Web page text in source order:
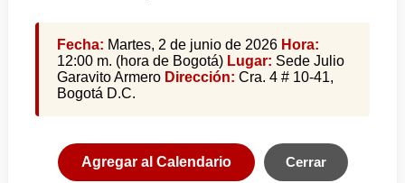
Fecha: Martes, 2 de junio de 2026 Hora:
12:00 m. (hora de Bogotá) Lugar: Sede Julio
Garavito Armero Dirección: Cra. 4 # 10-41,
Bogotá D.C.
Agregar al Calendario Cerrar